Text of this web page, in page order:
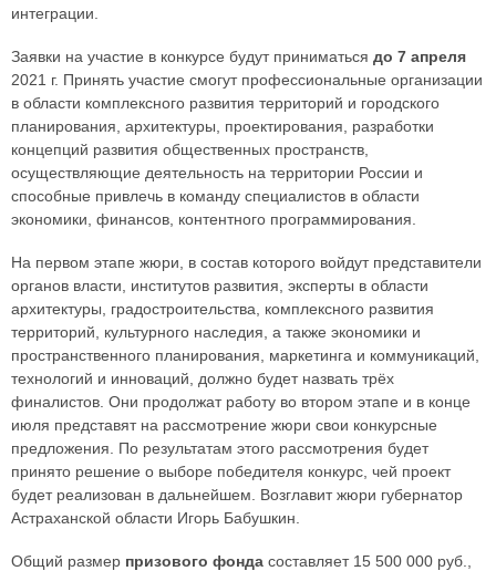
интеграции.
Заявки на участие в конкурсе будут приниматься до 7 апреля
2021 г. Принять участие смогут профессиональные организации
в области комплексного развития территорий и городского
планирования, архитектуры, проектирования, разработки
концепций развития общественных пространств,
осуществляющие деятельность на территории России и
способные привлечь в команду специалистов в области
экономики, финансов, контентного программирования.
На первом этапе жюри, в состав которого войдут представители
органов власти, институтов развития, эксперты в области
архитектуры, градостроительства, комплексного развития
территорий, культурного наследия, а также экономики и
пространственного планирования, маркетинга и коммуникаций,
технологий и инноваций, должно будет назвать трёх
финалистов. Они продолжат работу во втором этапе и в конце
июля представят на рассмотрение жюри свои конкурсные
предложения. По результатам этого рассмотрения будет
принято решение о выборе победителя конкурс, чей проект
будет реализован в дальнейшем. Возглавит жюри губернатор
Астраханской области Игорь Бабушкин.
Общий размер призового фонда составляет 15 500 000 руб.,